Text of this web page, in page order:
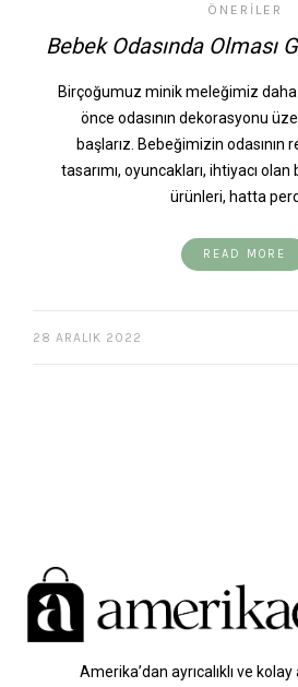
ÖNERILER
Bebek Odasında Olması
Birçoğumuz minik meleğimiz
önce odasının dekorasyonu
başlarız. Bebeğimizin odasının
tasarımı, oyuncakları, ihtiyacı
ürünleri, hatta
READ MORE
28 ARALIK 2022
Amerika’dan ayrıcalıklı ve